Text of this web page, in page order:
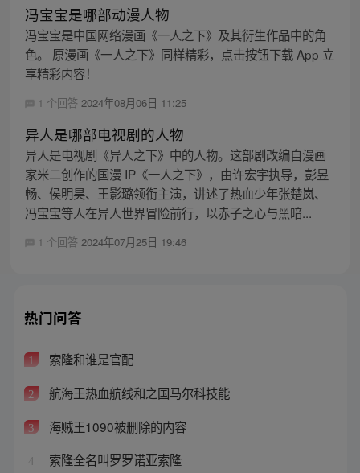
冯宝宝是哪部动漫人物
冯宝宝是中国网络漫画《一人之下》及其衍生作品中的角
色。 原漫画《一人之下》同样精彩，点击按钮下载 App 立
享精彩内容！
1 个回答 2024年08月06日 11:25
异人是哪部电视剧的人物
异人是电视剧《异人之下》中的人物。这部剧改编自漫画
家米二创作的国漫 IP《一人之下》，由许宏宇执导，彭昱
畅、侯明昊、王影璐领衔主演，讲述了热血少年张楚岚、
冯宝宝等人在异人世界冒险前行，以赤子之心与黑暗...
1 个回答 2024年07月25日 19:46
热门问答
1 索隆和谁是官配
2 航海王热血航线和之国马尔科技能
3 海贼王1090被删除的内容
4 索隆全名叫罗罗诺亚索隆